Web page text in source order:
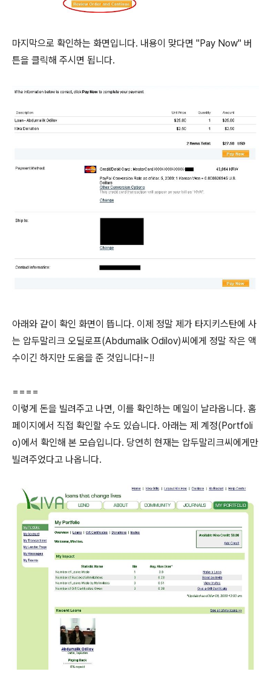
마지막으로 확인하는 화면입니다. 내용이 맞다면 "Pay Now" 버
튼을 클릭해 주시면 됩니다.
아래와 같이 확인 화면이 뜹니다. 이제 정말 제가 타지키스탄에 사
는 압두말리크 오딜로프(Abdumalik Odilov)씨에게 정말 작은 액
수이긴 하지만 도움을 준 것입니다!~!!
====
이렇게 돈을 빌려주고 나면, 이를 확인하는 메일이 날라옵니다. 홈
페이지에서 직접 확인할 수도 있습니다. 아래는 제 계정(Portfoli
o)에서 확인해 본 모습입니다. 당연히 현재는 압두말리크씨에게만
빌려주었다고 나옵니다.